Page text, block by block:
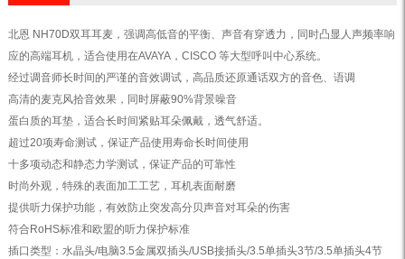
北恩 NH70D双耳耳麦，强调高低音的平衡、声音有穿透力，同时凸显人声频率响
应的高端耳机，适合使用在AVAYA，CISCO 等大型呼叫中心系统。
经过调音师长时间的严谨的音效调试，高品质还原通话双方的音色、语调
高清的麦克风拾音效果，同时屏蔽90%背景噪音
蛋白质的耳垫，适合长时间紧贴耳朵佩戴，透气舒适。
超过20项寿命测试，保证产品使用寿命长时间使用
十多项动态和静态力学测试，保证产品的可靠性
时尚外观，特殊的表面加工工艺，耳机表面耐磨
提供听力保护功能，有效防止突发高分贝声音对耳朵的伤害
符合RoHS标准和欧盟的听力保护标准
插口类型：水晶头/电脑3.5金属双插头/USB接插头/3.5单插头3节/3.5单插头4节